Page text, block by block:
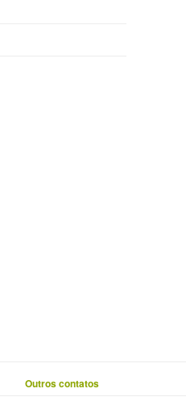
Outros contatos